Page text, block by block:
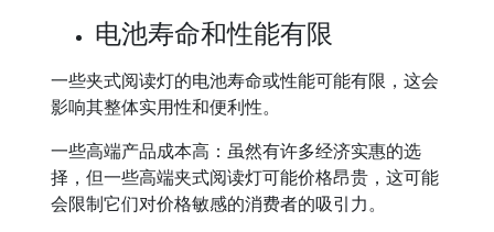
电池寿命和性能有限
一些夹式阅读灯的电池寿命或性能可能有限，这会
影响其整体实用性和便利性。
一些高端产品成本高：虽然有许多经济实惠的选
择，但一些高端夹式阅读灯可能价格昂贵，这可能
会限制它们对价格敏感的消费者的吸引力。